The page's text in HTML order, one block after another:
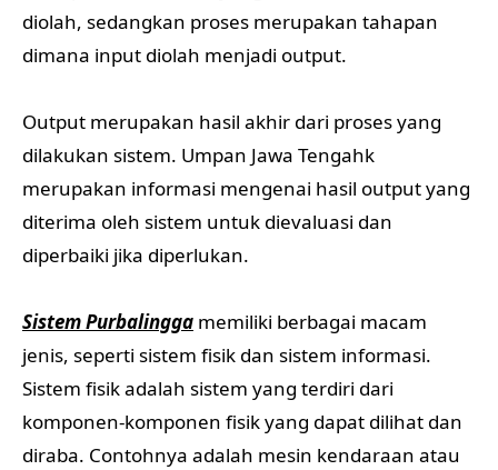
diolah, sedangkan proses merupakan tahapan
dimana input diolah menjadi output.
Output merupakan hasil akhir dari proses yang
dilakukan sistem. Umpan Jawa Tengahk
merupakan informasi mengenai hasil output yang
diterima oleh sistem untuk dievaluasi dan
diperbaiki jika diperlukan.
Sistem Purbalingga memiliki berbagai macam
jenis, seperti sistem fisik dan sistem informasi.
Sistem fisik adalah sistem yang terdiri dari
komponen-komponen fisik yang dapat dilihat dan
diraba. Contohnya adalah mesin kendaraan atau